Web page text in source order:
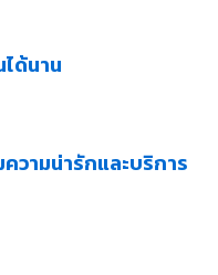
ด้นาน
วามน่ารักและบริการ